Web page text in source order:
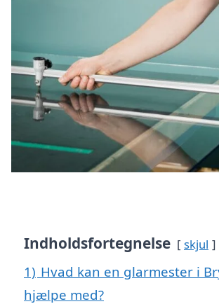
Indholdsfortegnelse skjul
1) Hvad kan en glarmester i
hjælpe med?